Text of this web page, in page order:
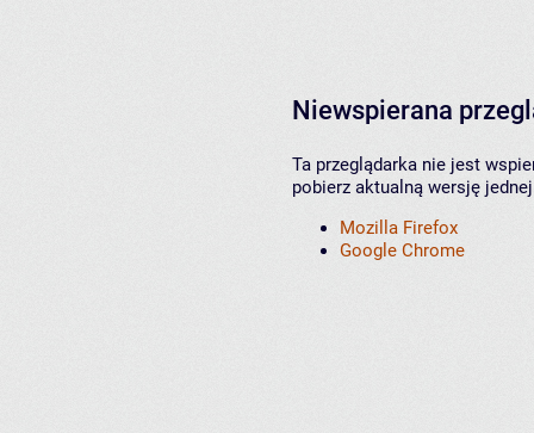
Niewspierana
Ta przeglądarka nie jest
pobierz aktualną wersję
Mozilla Firefox
Google Chrome